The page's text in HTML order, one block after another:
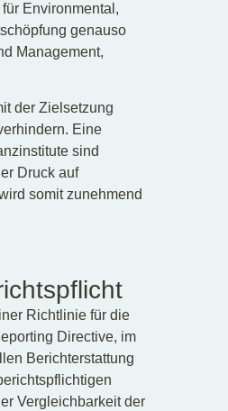
Environmental,
genauso
Management,
der Zielsetzung
Eine
sind
Druck auf
somit zunehmend
Richtlinie für die
Directive, im
Berichterstattung
Vergleichbarkeit der